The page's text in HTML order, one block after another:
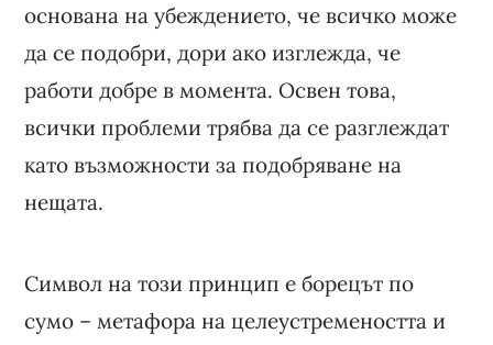
основана на убеждението, че всичко може
да се подобри, дори ако изглежда, че
работи добре в момента. Освен това,
всички проблеми трябва да се разглеждат
като възможности за подобряване на
нещата.
Символ на този принцип е борецът по
сумо – метафора на целеустремеността и